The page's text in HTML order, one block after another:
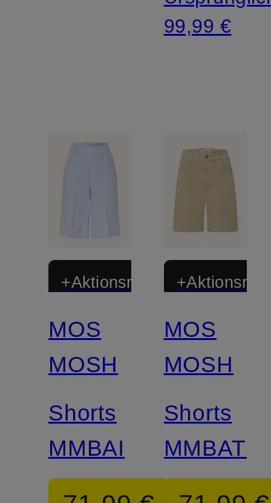
99,99 €
+Aktionsrabatt
Mix &
Match
MOS
MOSH
Shorts
MMBAI
MOS
MOSH
Shorts
MMBATI